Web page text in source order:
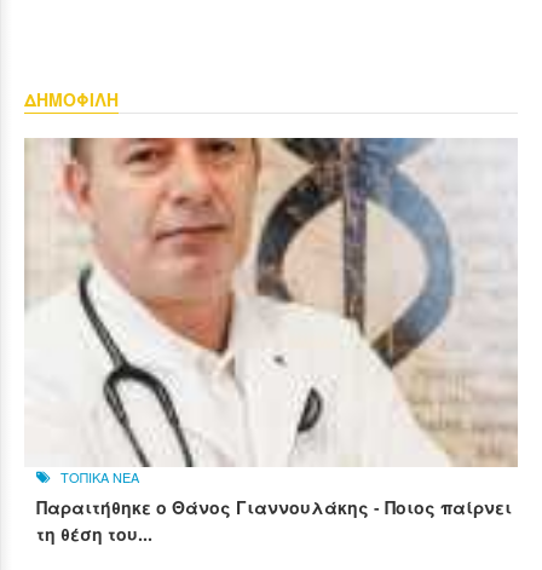
ΔΗΜΟΦΙΛΗ
ΤΟΠΙΚΑ ΝΕΑ
Παραιτήθηκε ο Θάνος Γιαννουλάκης - Ποιος παίρνει
τη θέση του...